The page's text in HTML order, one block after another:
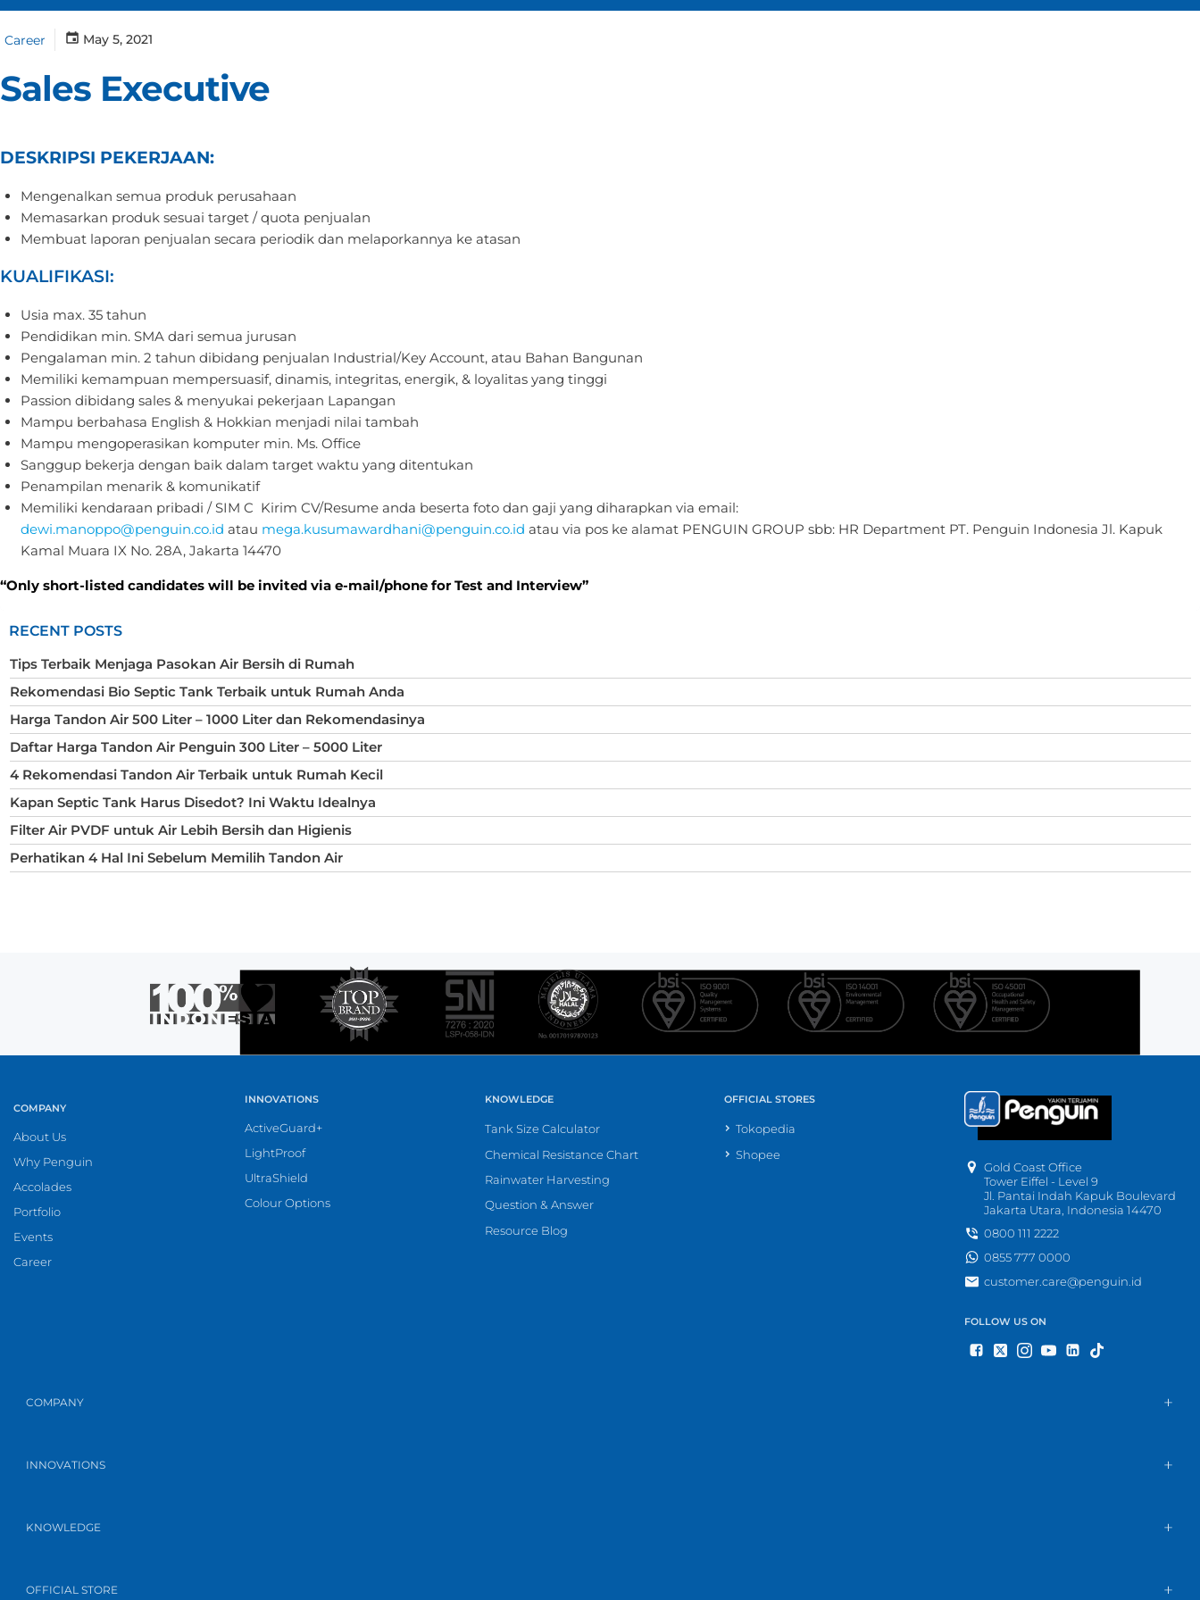
Career May 5, 2021
Sales Executive
DESKRIPSI PEKERJAAN:
Mengenalkan semua produk perusahaan
Memasarkan produk sesuai target / quota penjualan
Membuat laporan penjualan secara periodik dan melaporkannya ke atasan
KUALIFIKASI:
Usia max. 35 tahun
Pendidikan min. SMA dari semua jurusan
Pengalaman min. 2 tahun dibidang penjualan Industrial/Key Account, atau Bahan Bangunan
Memiliki kemampuan mempersuasif, dinamis, integritas, energik, & loyalitas yang tinggi
Passion dibidang sales & menyukai pekerjaan Lapangan
Mampu berbahasa English & Hokkian menjadi nilai tambah
Mampu mengoperasikan komputer min. Ms. Office
Sanggup bekerja dengan baik dalam target waktu yang ditentukan
Penampilan menarik & komunikatif
Memiliki kendaraan pribadi / SIM C Kirim CV/Resume anda beserta foto dan gaji yang diharapkan via email:
dewi.manoppo@penguin.co.id atau mega.kusumawardhani@penguin.co.id atau via pos ke alamat PENGUIN GROUP sbb: HR Department PT. Penguin Indonesia Jl. Kapuk
Kamal Muara IX No. 28A, Jakarta 14470
“Only short-listed candidates will be invited via e-mail/phone for Test and Interview”
RECENT POSTS
Tips Terbaik Menjaga Pasokan Air Bersih di Rumah
Rekomendasi Bio Septic Tank Terbaik untuk Rumah Anda
Harga Tandon Air 500 Liter – 1000 Liter dan Rekomendasinya
Daftar Harga Tandon Air Penguin 300 Liter – 5000 Liter
4 Rekomendasi Tandon Air Terbaik untuk Rumah Kecil
Kapan Septic Tank Harus Disedot? Ini Waktu Idealnya
Filter Air PVDF untuk Air Lebih Bersih dan Higienis
Perhatikan 4 Hal Ini Sebelum Memilih Tandon Air
COMPANY
About Us
Why Penguin
Accolades
Portfolio
Events
Career
INNOVATIONS
ActiveGuard+
LightProof
UltraShield
Colour Options
KNOWLEDGE
Tank Size Calculator
Chemical Resistance Chart
Rainwater Harvesting
Question & Answer
Resource Blog
OFFICIAL STORES
Tokopedia
Shopee
Gold Coast Office
Tower Eiffel - Level 9
Jl. Pantai Indah Kapuk Boulevard
Jakarta Utara, Indonesia 14470
0800 111 2222
0855 777 0000
customer.care@penguin.id
FOLLOW US ON
COMPANY
INNOVATIONS
KNOWLEDGE
OFFICIAL STORE